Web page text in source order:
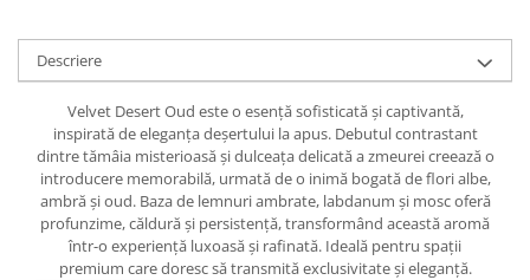
Descriere
Velvet Desert Oud este o esență sofisticată și captivantă,
inspirată de eleganța deșertului la apus. Debutul contrastant
dintre tămâia misterioasă și dulceața delicată a zmeurei creează o
introducere memorabilă, urmată de o inimă bogată de flori albe,
ambră și oud. Baza de lemnuri ambrate, labdanum și mosc oferă
profunzime, căldură și persistență, transformând această aromă
într-o experiență luxoasă și rafinată. Ideală pentru spații
premium care doresc să transmită exclusivitate și eleganță.